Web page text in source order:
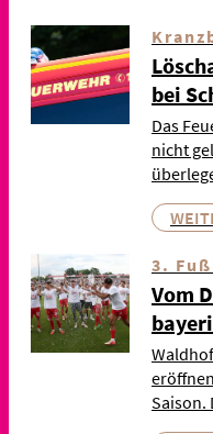
bei
Das
nicht
3.
Vom
Saison.